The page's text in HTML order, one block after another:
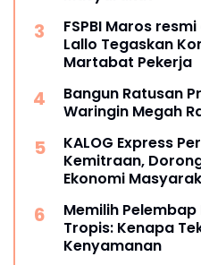
FSPBI Maros
Lallo Tegaskan
Martabat Pekerja
Bangun Ratusan
Waringin Megah
KALOG Express
Kemitraan,
Ekonomi
Memilih
Tropis: Kenapa
Kenyamanan